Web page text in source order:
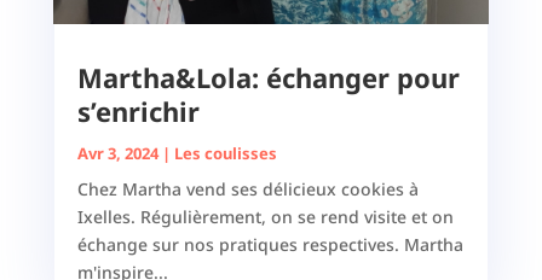
Martha&Lola: échanger pour
s’enrichir
Avr 3, 2024| Les coulisses
Chez Martha vend ses délicieux cookies à
Ixelles. Régulièrement, on se rend visite et on
échange sur nos pratiques respectives. Martha
m'inspire...